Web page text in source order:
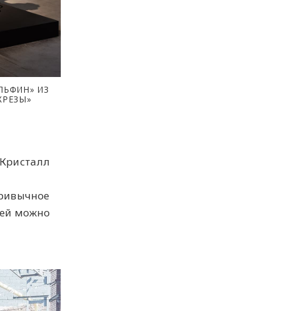
ИЗ
можно